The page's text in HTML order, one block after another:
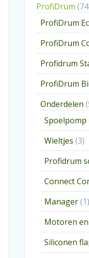
ProfiDrum 74
ProfiDrum
ProfiDrum
Profidrum
ProfiDrum
Onderdelen
Spoelpomp
Wieltjes 33
Profidrum
Connect
Manager 11
Motoren
Siliconen